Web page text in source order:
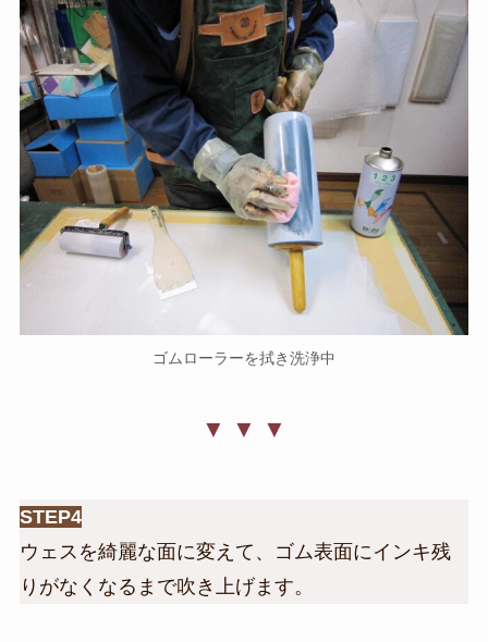
ゴムローラーを拭き洗浄中
▼ ▼ ▼
STEP4
ウェスを綺麗な面に変えて、ゴム表面にインキ残
りがなくなるまで吹き上げます。